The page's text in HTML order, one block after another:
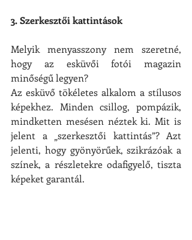
3. Szerkesztői kattintások
Melyik menyasszony nem szeretné,
hogy az esküvői fotói magazin
minőségű legyen?
Az esküvő tökéletes alkalom a stílusos
képekhez. Minden csillog, pompázik,
mindketten mesésen néztek ki. Mit is
jelent a „szerkesztői kattintás”? Azt
jelenti, hogy gyönyörűek, szikrázóak a
színek, a részletekre odafigyelő, tiszta
képeket garantál.